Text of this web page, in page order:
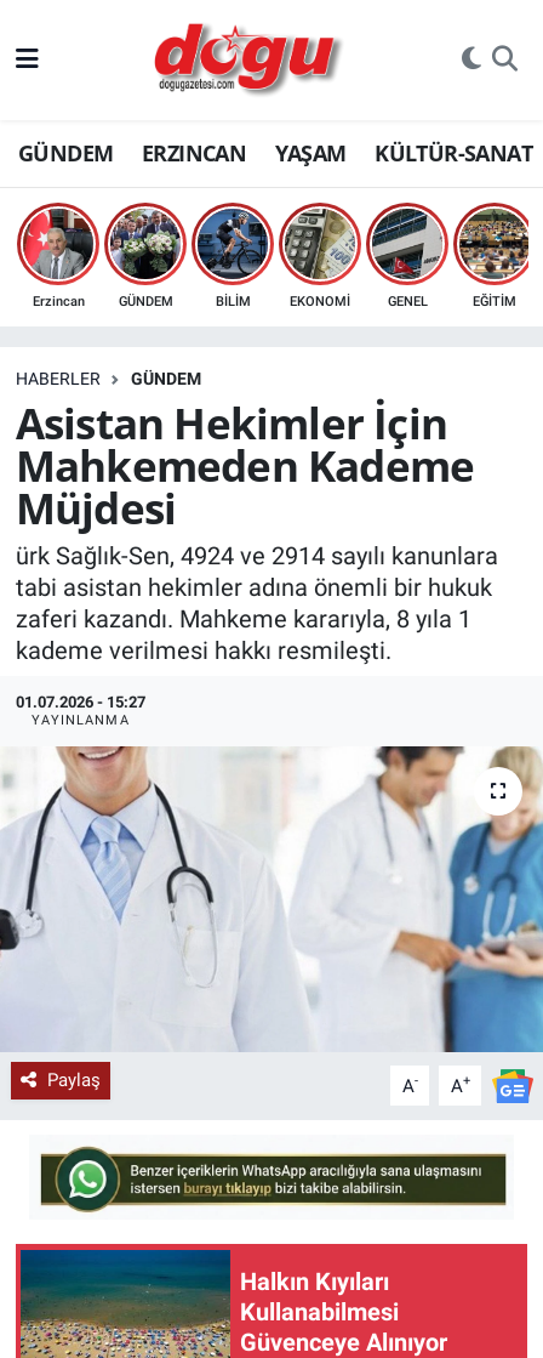
GÜNDEM ERZINCAN YAŞAM KÜLTÜR-SANAT
Erzincan GÜNDEM BİLİM EKONOMİ GENEL EĞİTİM
HABERLER GÜNDEM
Asistan Hekimler İçin
Mahkemeden Kademe
Müjdesi
ürk Sağlık-Sen, 4924 ve 2914 sayılı kanunlara
tabi asistan hekimler adına önemli bir hukuk
zaferi kazandı. Mahkeme kararıyla, 8 yıla 1
kademe verilmesi hakkı resmileşti.
01.07.2026 - 15:27
YAYINLANMA
Paylaş A- A+
Halkın Kıyıları
Kullanabilmesi
Güvenceye Alınıyor
ERZINCAN
GÜNDEM
ERZİNCAN FOTOĞRAFLARI
SAĞLIK
EKONOMİ
Bilim, teknoloji
GENEL
KÜLTÜR-SANAT
Yerel Haber
Politika
SPOR
YAŞAM
RESMİ İLAN